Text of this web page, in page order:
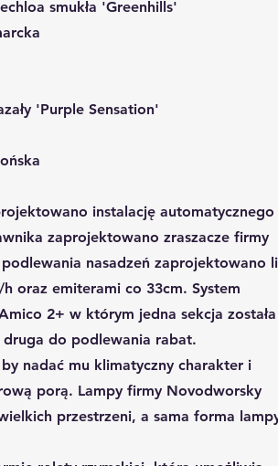
smukła 'Greenhills'
'Purple Sensation'
instalację automatycznego
zaprojektowano zraszacze firmy
nasadzeń zaprojektowano
oraz emiterami co 33cm. System
2+ w którym jedna sekcja została
do podlewania rabat.
nadać mu klimatyczny charakter i
porą. Lampy firmy Novodworsky
przestrzeni, a sama forma